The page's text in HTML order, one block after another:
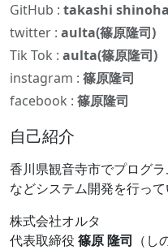
GitHub : takashi
twitter : aulta(篠原隆司)
Tik Tok : aulta(篠原隆司)
instagram : 篠原隆司
facebook : 篠原隆司
自己紹介
香川県観音寺市でプログ
などシステム開発を行って
株式会社オルタ
代表取締役 篠原 隆司 （し